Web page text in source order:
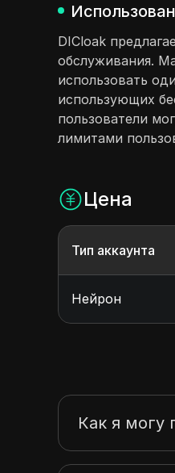
DICloak
обслуживания.
использовать
использующих
пользователи
лимитами
Цена
Тип аккаунта
Нейрон
Как я могу